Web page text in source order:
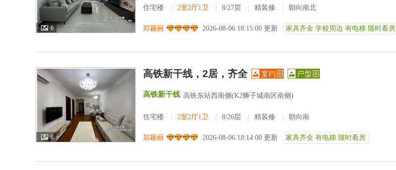
6
住宅楼 2室2厅1卫 8/27层 精装修 朝向南北
郑颖丽 2026-08-06 18:15:00 更新 家具齐全 学校周边 有电梯 随时看房
6
高铁新干线，2居，齐全
高铁新干线 高铁东站西南侧(K2狮子城南区南侧)
住宅楼 2室2厅1卫 8/26层 精装修 朝向南
郑颖丽 2026-08-06 18:14:00 更新 家具齐全 有电梯 随时看房